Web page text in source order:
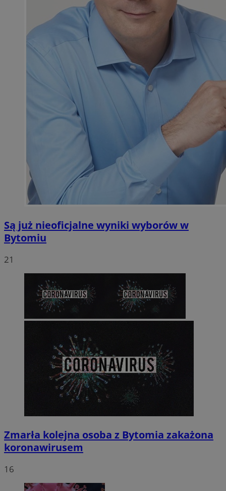
Są już nieoficjalne wyniki wyborów w
Bytomiu
21
Zmarła kolejna osoba z Bytomia zakażona
koronawirusem
16